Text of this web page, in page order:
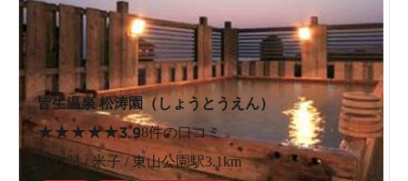
皆生温泉 松涛園（しょうとうえん）
★★★★★3.98件の口コミ
鳥取県 / 米子 / 東山公園駅3.1km